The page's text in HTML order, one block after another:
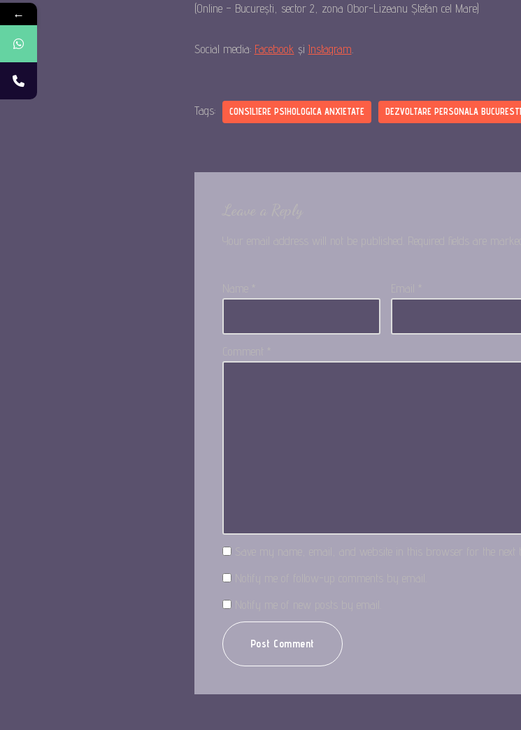
(Online – București, sector 2, zona Obor-Lizeanu Ștefan cel Mare)
Social media: Facebook și Instagram.
Tags: CONSILIERE PSIHOLOGICA ANXIETATE DEZVOLTARE PERSONALA BUCURESTI
←